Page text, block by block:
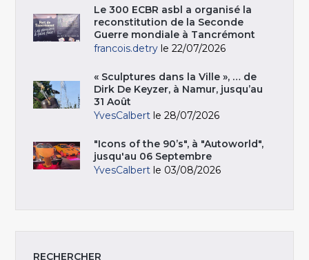
Le 300 ECBR asbl a organisé la
reconstitution de la Seconde
Guerre mondiale à Tancrémont
francois.detry le 22/07/2026
« Sculptures dans la Ville », … de
Dirk De Keyzer, à Namur, jusqu’au
31 Août
YvesCalbert le 28/07/2026
"Icons of the 90’s", à "Autoworld",
jusqu'au 06 Septembre
YvesCalbert le 03/08/2026
RECHERCHER